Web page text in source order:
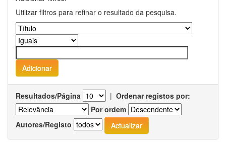
Utilizar filtros para refinar o resultado da pesquisa.
Resultados/Página | Ordenar registos por:
Por ordem
Autores/Registo